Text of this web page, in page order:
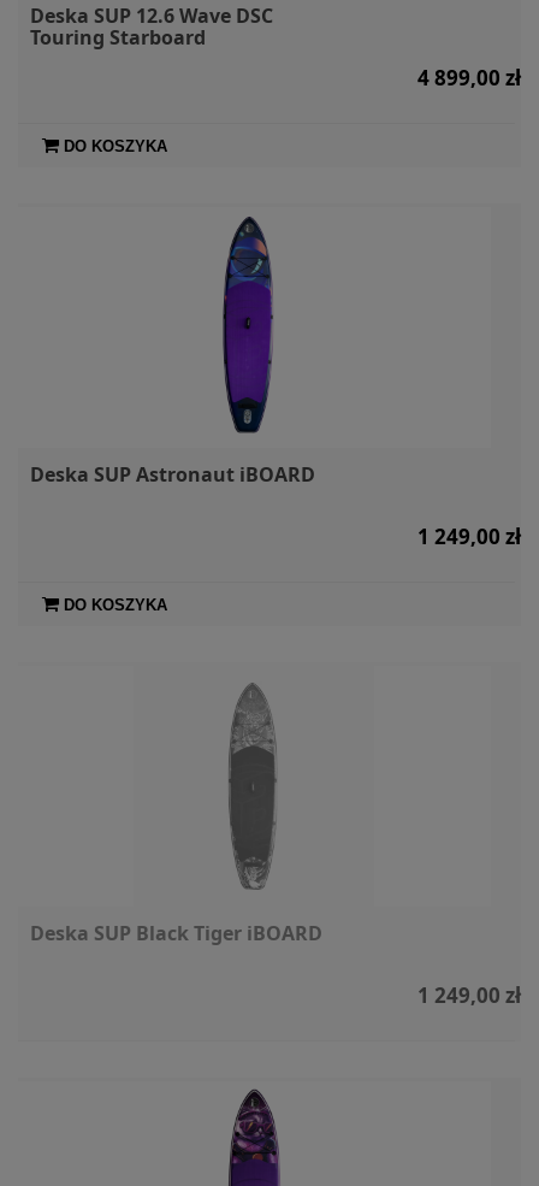
Deska SUP 12.6 Wave DSC
Touring Starboard
4 899,00 zł
DO KOSZYKA
Deska SUP Astronaut iBOARD
1 249,00 zł
DO KOSZYKA
Deska SUP Black Tiger iBOARD
1 249,00 zł